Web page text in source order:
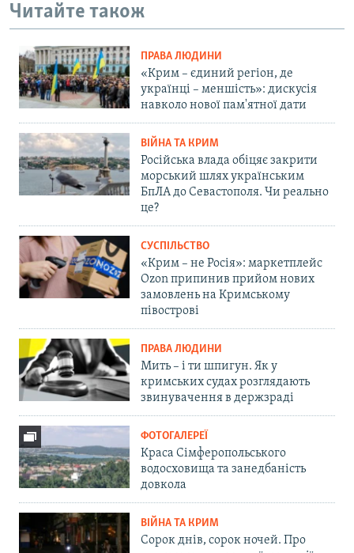
Читайте також
ПРАВА ЛЮДИНИ
«Крим – єдиний регіон, де
українці – меншість»: дискусія
навколо нової пам'ятної дати
ВІЙНА ТА КРИМ
Російська влада обіцяє закрити
морський шлях українським
БпЛА до Севастополя. Чи реально
це?
СУСПІЛЬСТВО
«Крим – не Росія»: маркетплейс
Ozon припинив прийом нових
замовлень на Кримському
півострові
ПРАВА ЛЮДИНИ
Мить – і ти шпигун. Як у
кримських судах розглядають
звинувачення в держзраді
ФОТОГАЛЕРЕЇ
Краса Сімферопольського
водосховища та занедбаність
довкола
ВІЙНА ТА КРИМ
Сорок днів, сорок ночей. Про